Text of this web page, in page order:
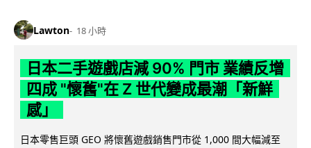
Lawton 18 小時
日本二手遊戲店減 90% 門市 業績反增
四成 "懷舊"在 Z 世代變成最潮「新鮮
感」
日本零售巨頭 GEO 將懷舊遊戲銷售門市從 1,000 間大幅減至